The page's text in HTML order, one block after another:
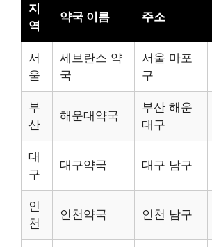
지
역
약국 이름 주소
서
울
세브란스 약
국
서울 마포
구
부
산
해운대약국
부산 해운
대구
대
구
대구약국 대구 남구
인
천
인천약국 인천 남구